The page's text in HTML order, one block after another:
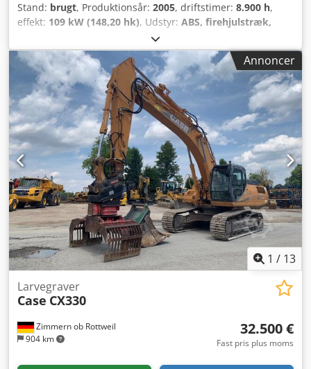
Stand: brugt, Produktionsår: 2005, driftstimer: 8.900 h,
effekt: 109 kW (148,20 hk), Udstyr: ABS, firehjulstræk,
, Egenvægt: 5.868 kg Længde: 4.692
mm Bredde: 2.507 mm Højde: 2.997 mm Crjdpfxewlmt Io
Agxsf Akselafstand: 2.723 mm Nominel effekt: 105,9 kW,
144 hk Nominelt omdrejningstal: 2.200/min Antal cylindre:
6 Slagvolumen: 7.480 cm³ Momentstigning: 51,3
Firehjulstræk
Annoncer
1 / 13
Zimmern ob Rottweil
904 km
Larvegraver
Case CX330
32.500 €
Fast pris plus moms